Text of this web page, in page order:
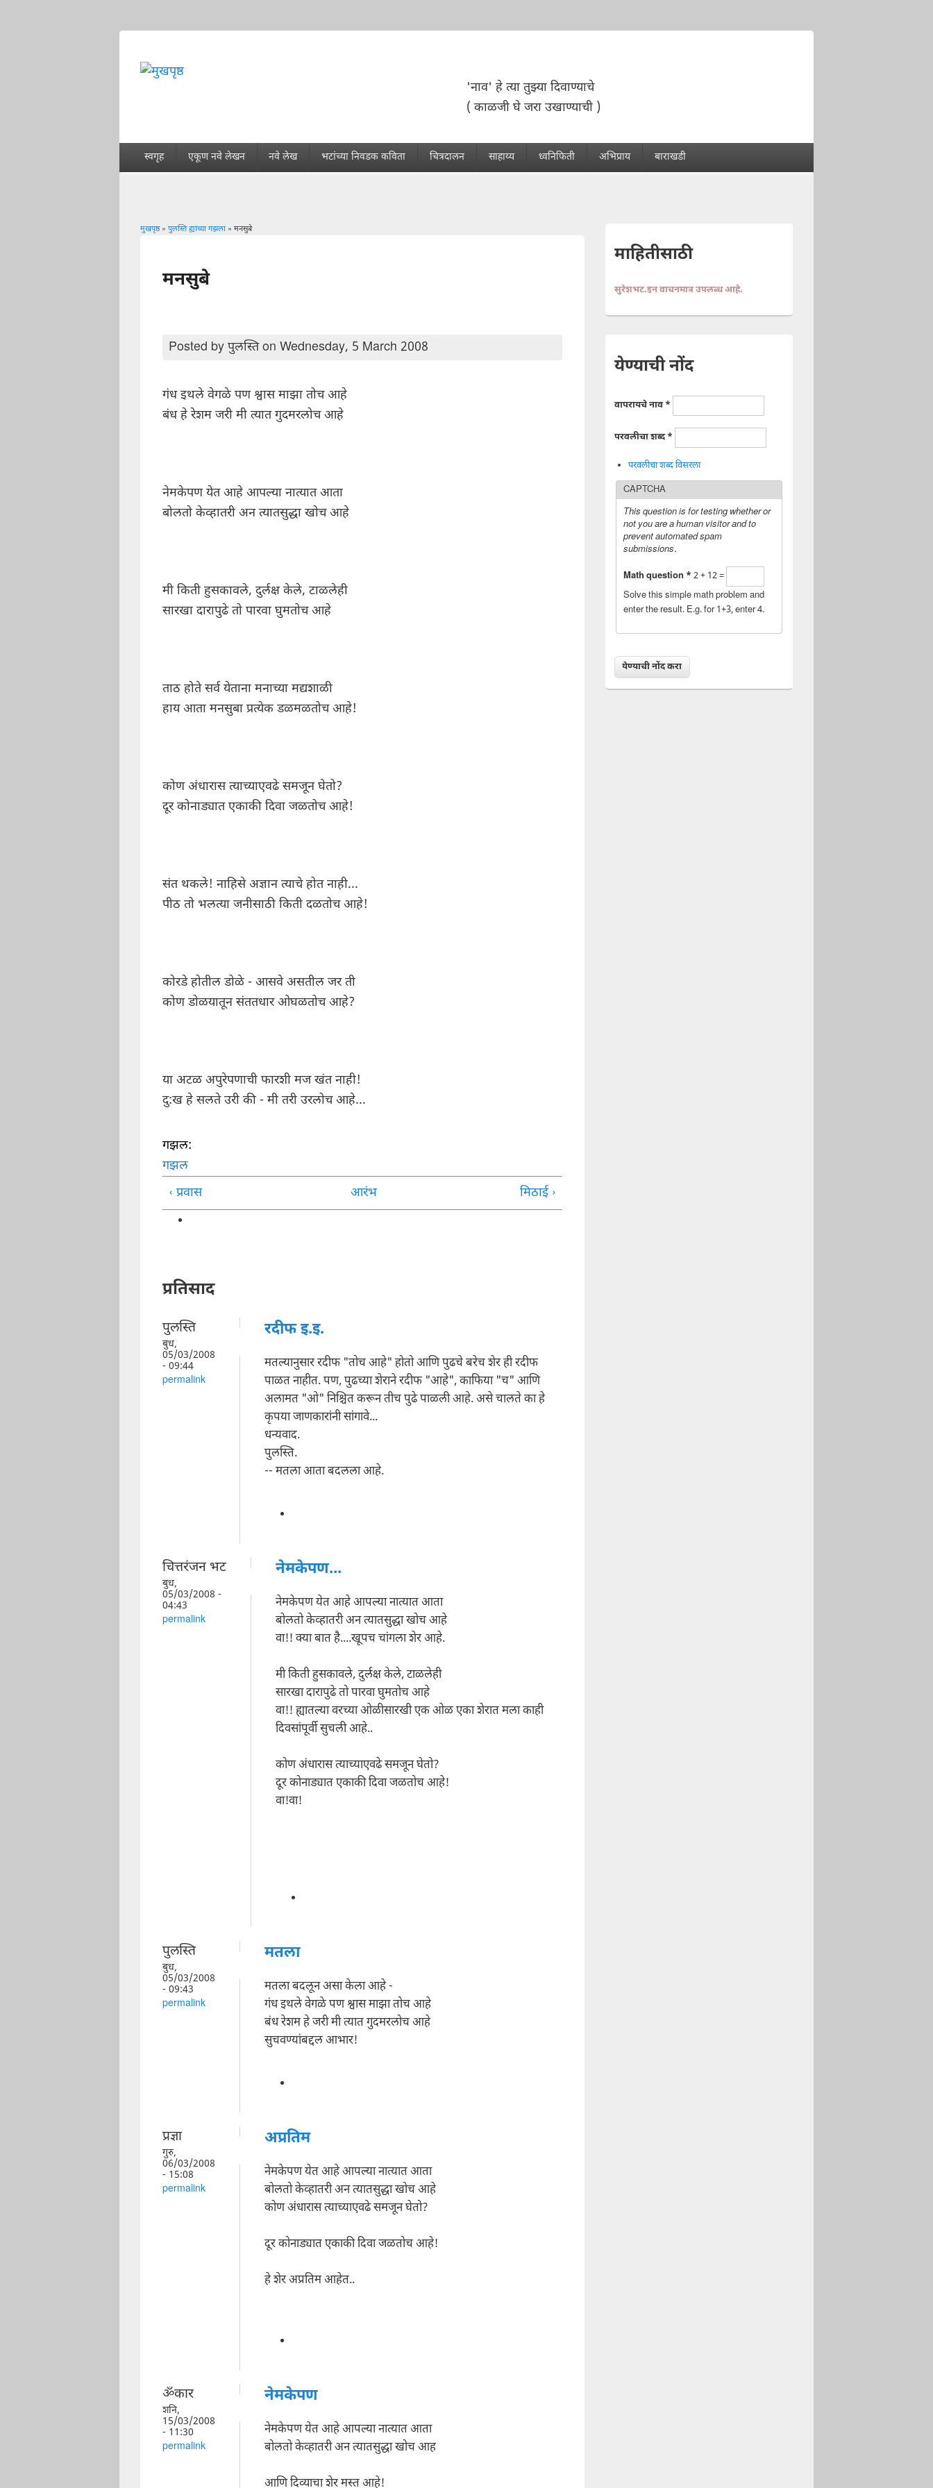
'नाव' हे त्या तुझ्या दिवाण्याचे
( काळजी घे जरा उखाण्याची )
स्वगृह एकूण नवे लेखन नवे लेख भटांच्या निवडक कविता चित्रदालन साहाय्य ध्वनिफिती अभिप्राय बाराखडी
मुखपृष्ठ» पुलस्ति ह्यांच्या गझला » मनसुबे
मनसुबे
Posted by पुलस्तिon Wednesday, 5 March 2008
गंध इथले वेगळे पण श्वास माझा तोच आहे
बंध हे रेशम जरी मी त्यात गुदमरलोच आहे
नेमकेपण येत आहे आपल्या नात्यात आता
बोलतो केव्हातरी अन त्यातसुद्धा खोच आहे
मी किती हुसकावले, दुर्लक्ष केले, टाळलेही
सारखा दारापुढे तो पारवा घुमतोच आहे
ताठ होते सर्व येताना मनाच्या मद्यशाळी
हाय आता मनसुबा प्रत्येक डळमळतोच आहे!
कोण अंधारास त्याच्याएवढे समजून घेतो?
दूर कोनाड्यात एकाकी दिवा जळतोच आहे!
संत थकले! नाहिसे अज्ञान त्याचे होत नाही...
पीठ तो भलत्या जनीसाठी किती दळतोच आहे!
कोरडे होतील डोळे - आसवे असतील जर ती
कोण डोळयातून संततधार ओघळतोच आहे?
या अटळ अपुरेपणाची फारशी मज खंत नाही!
दु:ख हे सलते उरी की - मी तरी उरलोच आहे...
गझल:
गझल
‹ प्रवास
आरंभ मिठाई ›
प्रतिसाद
पुलस्ति
बुध,
05/03/2008
- 09:44
permalink
रदीफ इ.इ.
मतल्यानुसार रदीफ "तोच आहे" होतो आणि पुढचे बरेच शेर ही रदीफ
पाळत नाहीत. पण, पुढच्या शेराने रदीफ "आहे", काफिया "च" आणि
अलामत "ओ" निश्चित करून तीच पुढे पाळली आहे. असे चालते का हे
कृपया जाणकारांनी सांगावे...
धन्यवाद.
पुलस्ति.
-- मतला आता बदलला आहे.
चित्तरंजन भट
बुध,
05/03/2008 -
04:43
permalink
नेमकेपण...
नेमकेपण येत आहे आपल्या नात्यात आता
बोलतो केव्हातरी अन त्यातसुद्धा खोच आहे
वा!! क्या बात है....खूपच चांगला शेर आहे.
मी किती हुसकावले, दुर्लक्ष केले, टाळलेही
सारखा दारापुढे तो पारवा घुमतोच आहे
वा!! ह्यातल्या वरच्या ओळीसारखी एक ओळ एका शेरात मला काही
दिवसांपूर्वी सुचली आहे..
कोण अंधारास त्याच्याएवढे समजून घेतो?
दूर कोनाड्यात एकाकी दिवा जळतोच आहे!
वा!वा!
पुलस्ति
बुध,
05/03/2008
- 09:43
permalink
मतला
मतला बदलून असा केला आहे -
गंध इथले वेगळे पण श्वास माझा तोच आहे
बंध रेशम हे जरी मी त्यात गुदमरलोच आहे
सुचवण्यांबद्दल आभार!
प्रज्ञा
गुरु,
06/03/2008
- 15:08
permalink
अप्रतिम
नेमकेपण येत आहे आपल्या नात्यात आता
बोलतो केव्हातरी अन त्यातसुद्धा खोच आहे
कोण अंधारास त्याच्याएवढे समजून घेतो?
दूर कोनाड्यात एकाकी दिवा जळतोच आहे!
हे शेर अप्रतिम आहेत..
ॐकार
शनि,
15/03/2008
- 11:30
permalink
नेमकेपण
नेमकेपण येत आहे आपल्या नात्यात आता
बोलतो केव्हातरी अन त्यातसुद्धा खोच आह
आणि दिव्याचा शेर मस्त आहे!
माहितीसाठी
सुरेशभट.इन वाचनमात्र उपलब्ध आहे.
येण्याची नोंद
वापरायचे नाव *
परवलीचा शब्द*
परवलीचा शब्द विसरला
CAPTCHA
This question is for testing whether or
not you are a human visitor and to
prevent automated spam
submissions.
Math question * 2 + 12 =
Solve this simple math problem and
enter the result. E.g. for 1+3, enter 4.